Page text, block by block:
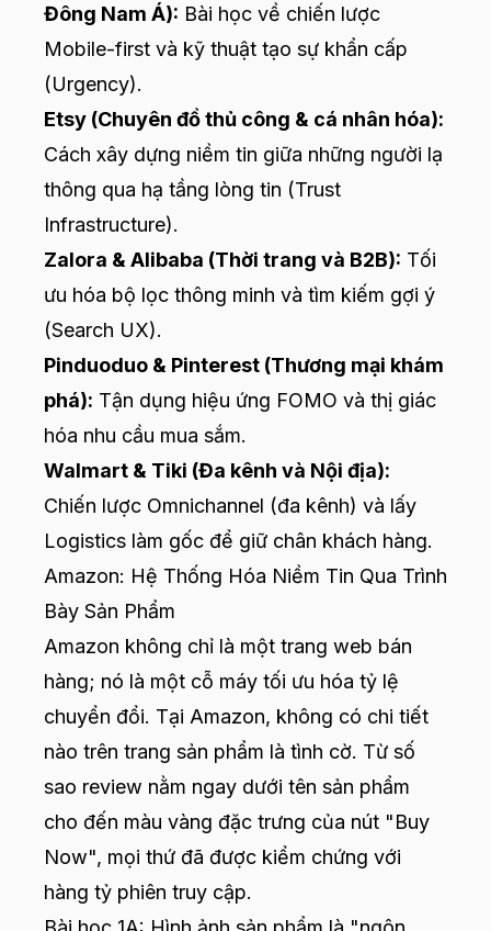
Đông Nam Á): Bài học về chiến lược
Mobile-first và kỹ thuật tạo sự khẩn cấp
(Urgency).
Etsy (Chuyên đồ thủ công & cá nhân hóa):
Cách xây dựng niềm tin giữa những người lạ
thông qua hạ tầng lòng tin (Trust
Infrastructure).
Zalora & Alibaba (Thời trang và B2B): Tối
ưu hóa bộ lọc thông minh và tìm kiếm gợi ý
(Search UX).
Pinduoduo & Pinterest (Thương mại khám
phá): Tận dụng hiệu ứng FOMO và thị giác
hóa nhu cầu mua sắm.
Walmart & Tiki (Đa kênh và Nội địa):
Chiến lược Omnichannel (đa kênh) và lấy
Logistics làm gốc để giữ chân khách hàng.
Amazon: Hệ Thống Hóa Niềm Tin Qua Trình
Bày Sản Phẩm
Amazon không chỉ là một trang web bán
hàng; nó là một cỗ máy tối ưu hóa tỷ lệ
chuyển đổi. Tại Amazon, không có chi tiết
nào trên trang sản phẩm là tình cờ. Từ số
sao review nằm ngay dưới tên sản phẩm
cho đến màu vàng đặc trưng của nút "Buy
Now", mọi thứ đã được kiểm chứng với
hàng tỷ phiên truy cập.